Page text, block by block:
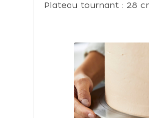
Plateau tournant : 28